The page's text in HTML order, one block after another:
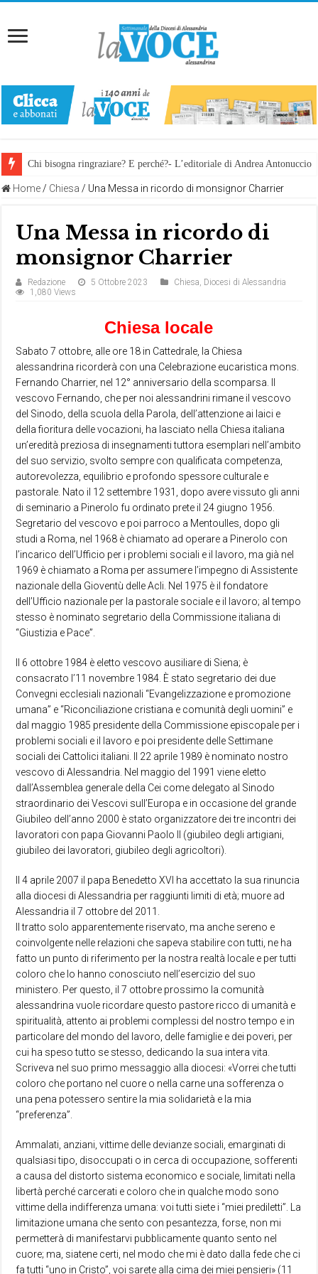
Chi bisogna ringraziare? E perché?- L’editoriale di Andrea Antonuccio
Home / Chiesa / Una Messa in ricordo di monsignor Charrier
Una Messa in ricordo di
monsignor Charrier
Redazione 5 Ottobre 2023 Chiesa, Diocesi di Alessandria
1,080 Views
Chiesa locale
Sabato 7 ottobre, alle ore 18 in Cattedrale, la Chiesa
alessandrina ricorderà con una Celebrazione eucaristica mons.
Fernando Charrier, nel 12° anniversario della scomparsa. Il
vescovo Fernando, che per noi alessandrini rimane il vescovo
del Sinodo, della scuola della Parola, dell’attenzione ai laici e
della fioritura delle vocazioni, ha lasciato nella Chiesa italiana
un’eredità preziosa di insegnamenti tuttora esemplari nell’ambito
del suo servizio, svolto sempre con qualificata competenza,
autorevolezza, equilibrio e profondo spessore culturale e
pastorale. Nato il 12 settembre 1931, dopo avere vissuto gli anni
di seminario a Pinerolo fu ordinato prete il 24 giugno 1956.
Segretario del vescovo e poi parroco a Mentoulles, dopo gli
studi a Roma, nel 1968 è chiamato ad operare a Pinerolo con
l’incarico dell’Ufficio per i problemi sociali e il lavoro, ma già nel
1969 è chiamato a Roma per assumere l’impegno di Assistente
nazionale della Gioventù delle Acli. Nel 1975 è il fondatore
dell’Ufficio nazionale per la pastorale sociale e il lavoro; al tempo
stesso è nominato segretario della Commissione italiana di
“Giustizia e Pace”.
Il 6 ottobre 1984 è eletto vescovo ausiliare di Siena; è
consacrato l’11 novembre 1984. È stato segretario dei due
Convegni ecclesiali nazionali “Evangelizzazione e promozione
umana” e “Riconciliazione cristiana e comunità degli uomini” e
dal maggio 1985 presidente della Commissione episcopale per i
problemi sociali e il lavoro e poi presidente delle Settimane
sociali dei Cattolici italiani. Il 22 aprile 1989 è nominato nostro
vescovo di Alessandria. Nel maggio del 1991 viene eletto
dall’Assemblea generale della Cei come delegato al Sinodo
straordinario dei Vescovi sull’Europa e in occasione del grande
Giubileo dell’anno 2000 è stato organizzatore dei tre incontri dei
lavoratori con papa Giovanni Paolo II (giubileo degli artigiani,
giubileo dei lavoratori, giubileo degli agricoltori).
Il 4 aprile 2007 il papa Benedetto XVI ha accettato la sua rinuncia
alla diocesi di Alessandria per raggiunti limiti di età; muore ad
Alessandria il 7 ottobre del 2011.
Il tratto solo apparentemente riservato, ma anche sereno e
coinvolgente nelle relazioni che sapeva stabilire con tutti, ne ha
fatto un punto di riferimento per la nostra realtà locale e per tutti
coloro che lo hanno conosciuto nell’esercizio del suo
ministero. Per questo, il 7 ottobre prossimo la comunità
alessandrina vuole ricordare questo pastore ricco di umanità e
spiritualità, attento ai problemi complessi del nostro tempo e in
particolare del mondo del lavoro, delle famiglie e dei poveri, per
cui ha speso tutto se stesso, dedicando la sua intera vita.
Scriveva nel suo primo messaggio alla diocesi: «Vorrei che tutti
coloro che portano nel cuore o nella carne una sofferenza o
una pena potessero sentire la mia solidarietà e la mia
“preferenza”.
Ammalati, anziani, vittime delle devianze sociali, emarginati di
qualsiasi tipo, disoccupati o in cerca di occupazione, sofferenti
a causa del distorto sistema economico e sociale, limitati nella
libertà perché carcerati e coloro che in qualche modo sono
vittime della indifferenza umana: voi tutti siete i “miei prediletti”. La
limitazione umana che sento con pesantezza, forse, non mi
permetterà di manifestarvi pubblicamente quanto sento nel
cuore; ma, siatene certi, nel modo che mi è dato dalla fede che ci
fa tutti “uno in Cristo”, voi sarete alla cima dei miei pensieri» (11